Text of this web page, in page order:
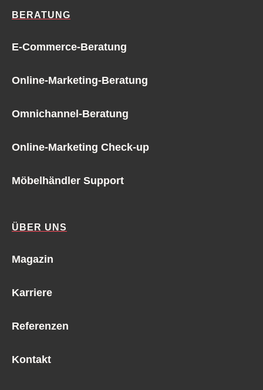
BERATUNG
E-Commerce-Beratung
Online-Marketing-Beratung
Omnichannel-Beratung
Online-Marketing Check-up
Möbelhändler Support
ÜBER UNS
Magazin
Karriere
Referenzen
Kontakt